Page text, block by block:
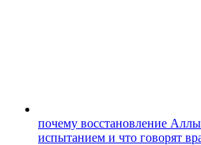
почему восстановление
испытанием и что говорят